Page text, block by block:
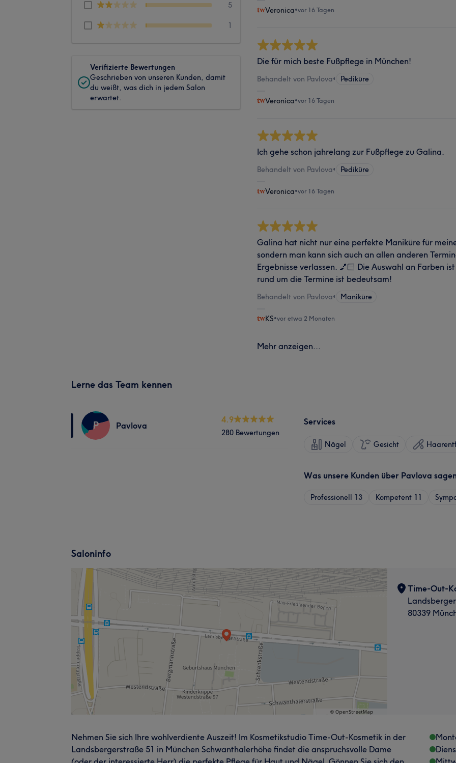
5
1
Verifizierte Bewertungen
Geschrieben von unseren Kunden, damit
du weißt, was dich in jedem Salon
erwartet.
Veronica•vor 16 Tagen
Die für mich beste Fußpflege in München!
Behandelt von Pavlova• Pediküre
Veronica•vor 16 Tagen
Ich gehe schon jahrelang zur Fußpflege zu Galina.
Behandelt von Pavlova• Pediküre
Veronica•vor 16 Tagen
Galina hat nicht nur eine perfekte Maniküre für
sondern man kann sich auch an allen anderen
Ergebnisse verlassen. 💅🏻 Die Auswahl an Farben
rund um die Termine ist bedeutsam!
Behandelt von Pavlova• Maniküre
KS•vor etwa 2 Monaten
Mehr anzeigen...
Lerne das Team kennen
P Pavlova
4.9
280 Bewertungen
Services
Nägel Gesicht
Was unsere Kunden über Pavlova
Professionell 13 Kompetent 11
Saloninfo
Time-Out-
80339
Nehmen Sie sich Ihre wohlverdiente Auszeit! Im Kosmetikstudio Time-Out-Kosmetik in der
Landsbergerstraße 51 in München Schwanthalerhöhe findet die anspruchsvolle Dame